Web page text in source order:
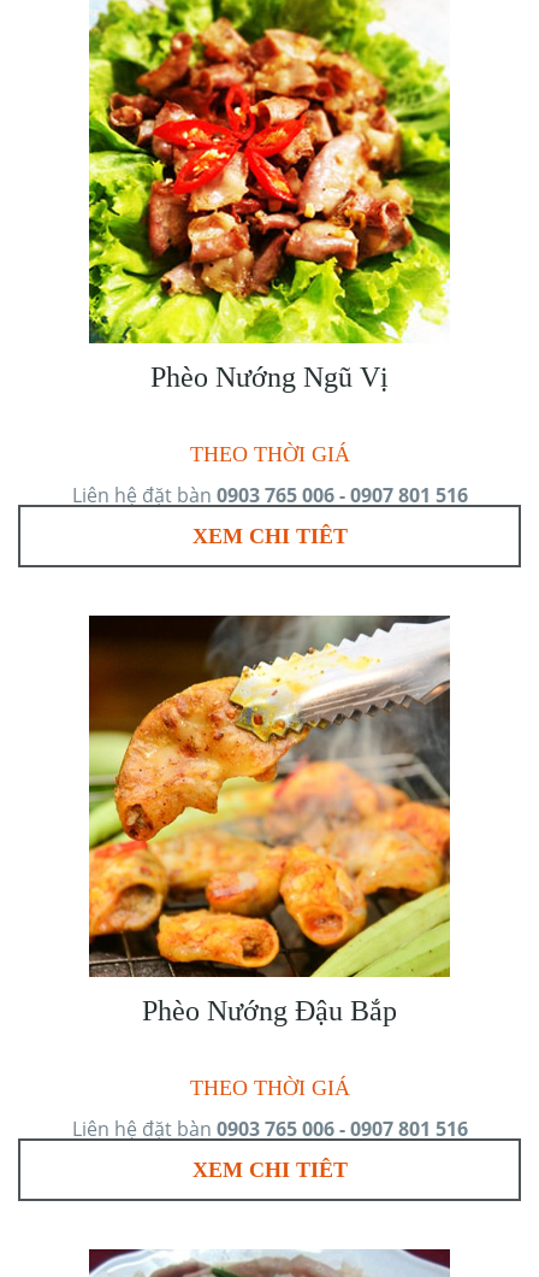
Phèo Nướng Ngũ Vị
THEO THỜI GIÁ
Liên hệ đặt bàn 0903 765 006 - 0907 801 516
XEM CHI TIÊT
Phèo Nướng Đậu Bắp
THEO THỜI GIÁ
Liên hệ đặt bàn 0903 765 006 - 0907 801 516
XEM CHI TIÊT